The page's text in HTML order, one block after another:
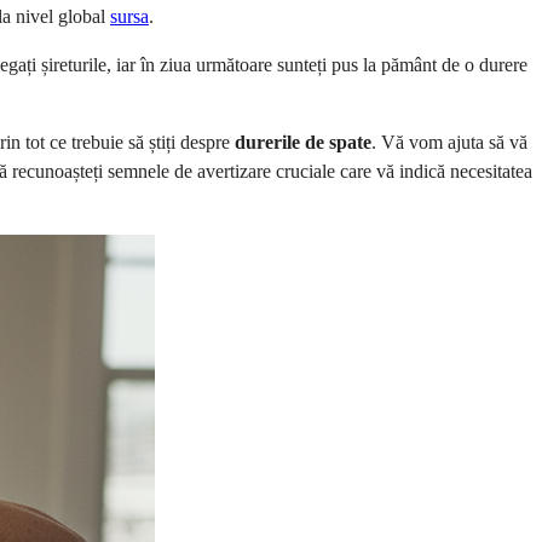
nivel global sursa.
șireturile, iar în ziua următoare sunteți pus la pământ de o durere
tot ce trebuie să știți despre durerile de spate. Vă vom ajuta să vă
semnele de avertizare cruciale care vă indică necesitatea